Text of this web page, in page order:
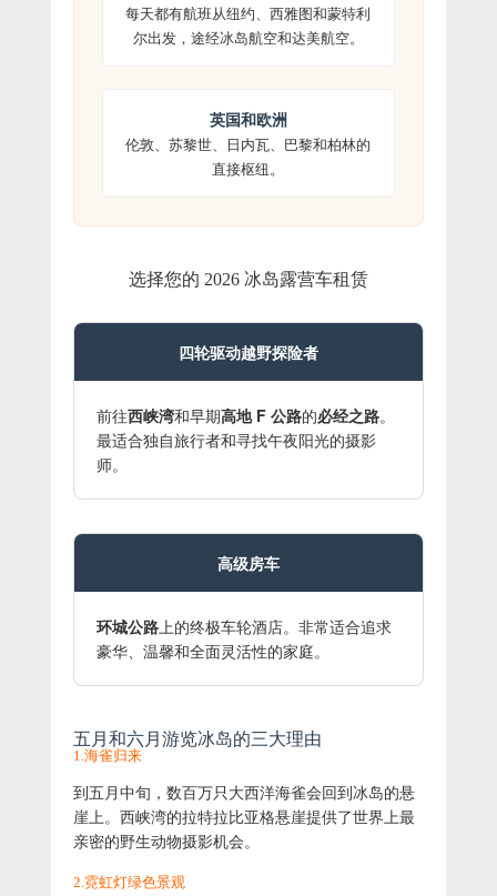
每天都有航班从纽约、西雅图和蒙特利
尔出发，途经冰岛航空和达美航空。
英国和欧洲
伦敦、苏黎世、日内瓦、巴黎和柏林的
直接枢纽。
选择您的 2026 冰岛露营车租赁
四轮驱动越野探险者
前往西峡湾和早期高地 F 公路的必经之路。
最适合独自旅行者和寻找午夜阳光的摄影
师。
高级房车
环城公路上的终极车轮酒店。非常适合追求
豪华、温馨和全面灵活性的家庭。
五月和六月游览冰岛的三大理由
1.海雀归来
到五月中旬，数百万只大西洋海雀会回到冰岛的悬
崖上。西峡湾的拉特拉比亚格悬崖提供了世界上最
亲密的野生动物摄影机会。
2.霓虹灯绿色景观